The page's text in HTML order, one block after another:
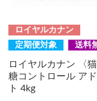
ロイヤルカナン
定期便対象
送料
ロイヤルカナン 〈猫
糖コントロール ア
ト 4kg